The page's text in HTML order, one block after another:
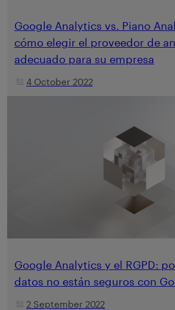
Google Analytics vs. Piano
cómo elegir el proveedor de
adecuado para su empresa
4 October 2022
Google Analytics y el RGPD:
datos no están seguros con
2 September 2022